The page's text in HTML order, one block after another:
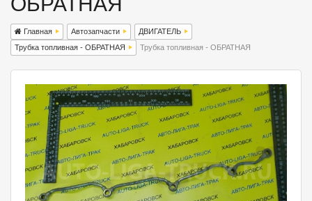
Главная Автозапчасти
ДВИГАТЕЛЬ
Трубка топливная - ОБРАТНАЯ
Трубка топливная - ОБРАТНАЯ